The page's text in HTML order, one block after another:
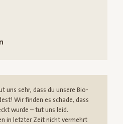
uns sehr, dass du unsere Bio-
Wir finden es schade, dass
wurde – tut uns leid.
in letzter Zeit nicht vermehrt